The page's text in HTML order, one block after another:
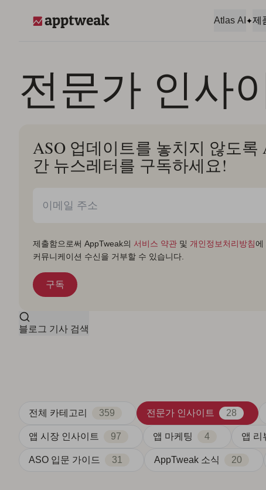
Atlas AI 제
전문가 인사
ASO 업데이트를 놓치지 않도록
간 뉴스레터를 구독하세요!
제출함으로써 AppTweak의 서비스 약관 및 개인정보처리방침에
커뮤니케이션 수신을 거부할 수 있습니다.
블로그 기사 검색
전체 카테고리 359 전문가 인사이트 28
앱 시장 인사이트 97 앱 마케팅 4 앱 리
ASO 입문 가이드 31 AppTweak 소식 20